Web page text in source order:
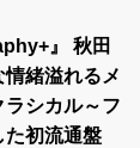
』 秋田
緒溢れるメ
ラシカル～フ
た初流通盤